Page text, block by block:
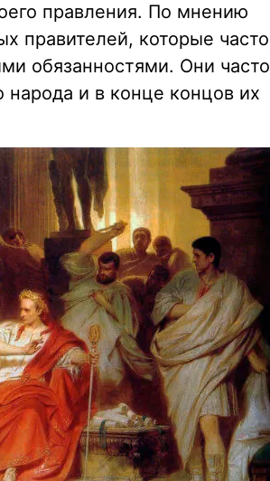
правления. По мнению
правителей, которые часто
обязанностями. Они часто
народа и в конце концов их